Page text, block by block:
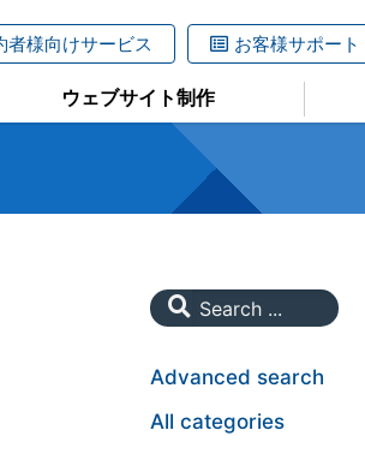
者様向けサービス お客様サポート
ウェブサイト制作
Advanced search
All categories